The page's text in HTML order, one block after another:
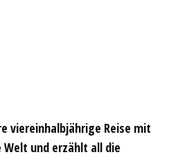
viereinhalbjährige Reise mit
Welt und erzählt all die